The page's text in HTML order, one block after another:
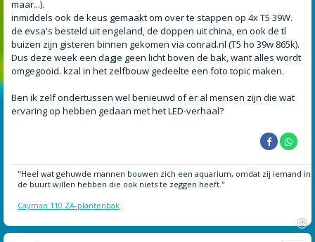
maar...).
inmiddels ook de keus gemaakt om over te stappen op 4x T5 39W.
de evsa's besteld uit engeland, de doppen uit china, en ook de tl
buizen zijn gisteren binnen gekomen via conrad.nl (T5 ho 39w 865k).
Dus deze week een dagje geen licht boven de bak, want alles wordt
omgegooid. kzal in het zelfbouw gedeelte een foto topic maken.
Ben ik zelf ondertussen wel benieuwd of er al mensen zijn die wat
ervaring op hebben gedaan met het LED-verhaal?
"Heel wat gehuwde mannen bouwen zich een aquarium, omdat zij iemand in
de buurt willen hebben die ook niets te zeggen heeft."
Cayman 110 ZA-plantenbak
O